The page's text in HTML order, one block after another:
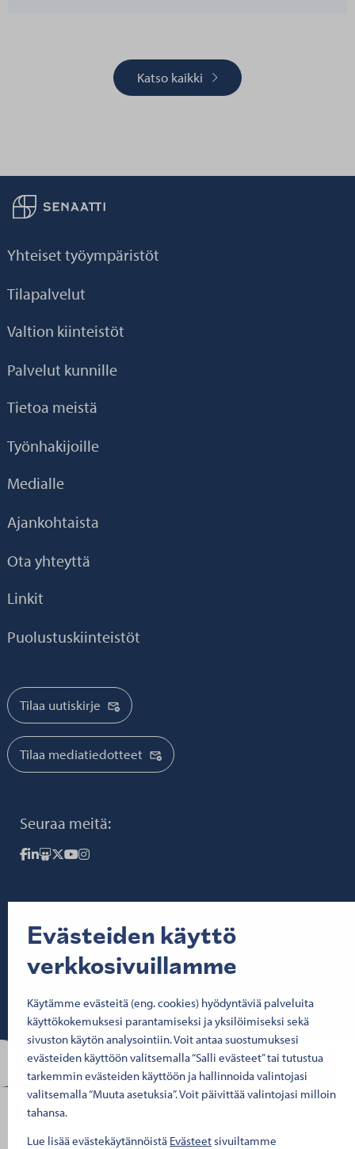
Evästeiden käyttö
verkkosivuillamme
Käytämme evästeitä (eng. cookies) hyödyntäviä palveluita
käyttökokemuksesi parantamiseksi ja yksilöimiseksi sekä
sivuston käytön analysointiin. Voit antaa suostumuksesi
evästeiden käyttöön valitsemalla “Salli evästeet” tai tutustua
tarkemmin evästeiden käyttöön ja hallinnoida valintojasi
valitsemalla “Muuta asetuksia”. Voit päivittää valintojasi milloin
tahansa.
Lue lisää evästekäytännöistä Evästeet sivuiltamme
Katso kaikki
Palaa taikaisin etusivulle
Yhteiset työympäristöt
Tilapalvelut
Valtion kiinteistöt
Palvelut kunnille
Tietoa meistä
Työnhakijoille
Medialle
Ajankohtaista
Ota yhteyttä
Linkit
Puolustuskiinteistöt
Tilaa uutiskirje
Tilaa mediatiedotteet
Käyttöehdot
Evästeet
Saavutettavuusseloste
Tietosuoja
Y-tunnus 1503388-4
Seuraa meitä:
Senaatti Facebookissa
Senaatti LinkedInissä
Senaatti SlideSharessa
Senaatti X:ssä
Senaatti YouTubessa
Senaatti Instagramissa